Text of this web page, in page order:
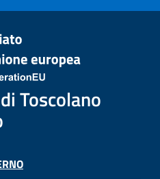
Toscolano